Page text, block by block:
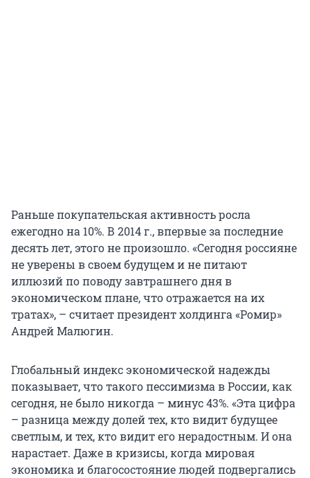
Раньше покупательская активность росла
ежегодно на 10%. В 2014 г., впервые за последние
десять лет, этого не произошло. «Сегодня россияне
не уверены в своем будущем и не питают
иллюзий по поводу завтрашнего дня в
экономическом плане, что отражается на их
тратах», – считает президент холдинга «Ромир»
Андрей Малюгин.
Глобальный индекс экономической надежды
показывает, что такого пессимизма в России, как
сегодня, не было никогда – минус 43%. «Эта цифра
– разница между долей тех, кто видит будущее
светлым, и тех, кто видит его нерадостным. И она
нарастает. Даже в кризисы, когда мировая
экономика и благосостояние людей подвергались